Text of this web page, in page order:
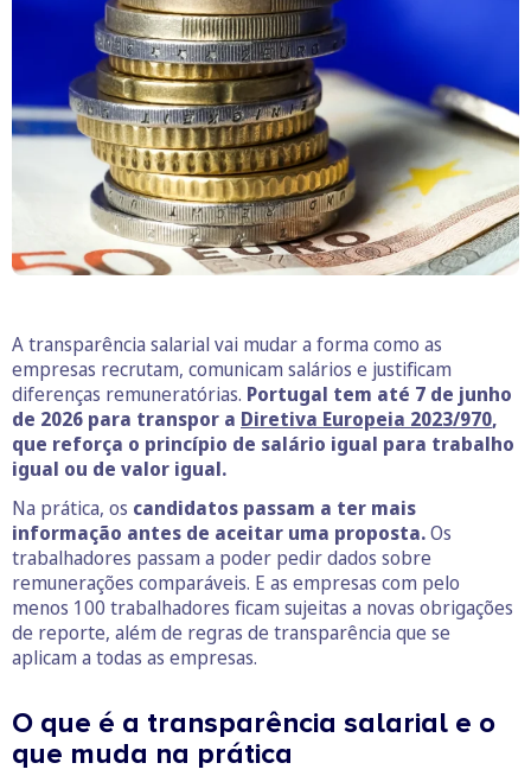
A transparência salarial vai mudar a forma como as
empresas recrutam, comunicam salários e justificam
diferenças remuneratórias. Portugal tem até 7 de junho
de 2026 para transpor a Diretiva Europeia 2023/970,
que reforça o princípio de salário igual para trabalho
igual ou de valor igual.
Na prática, os candidatos passam a ter mais
informação antes de aceitar uma proposta.Os
trabalhadores passam a poder pedir dados sobre
remunerações comparáveis. E as empresas com pelo
menos 100 trabalhadores ficam sujeitas a novas obrigações
de reporte, além de regras de transparência que se
aplicam a todas as empresas.
O que é a transparência salarial e o
que muda na prática